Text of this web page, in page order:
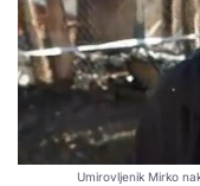
Umirovljenik Mirko